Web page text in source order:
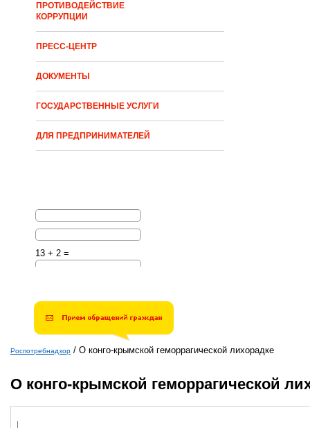
ПРОТИВОДЕЙСТВИЕ
КОРРУПЦИИ
ПРЕСС-ЦЕНТР
ДОКУМЕНТЫ
ГОСУДАРСТВЕННЫЕ УСЛУГИ
ДЛЯ ПРЕДПРИНИМАТЕЛЕЙ
13 + 2 =
Роспотребнадзор / О конго-крымской геморрагической лихорадке
О конго-крымской геморрагической